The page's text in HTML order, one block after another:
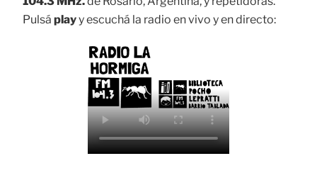
Pulsá playy escuchá la radio en vivo y en directo: